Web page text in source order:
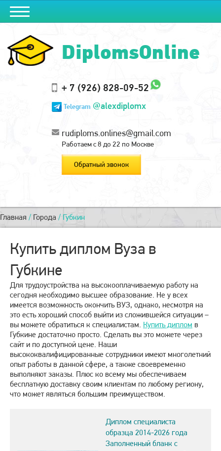
DiplomsOnline
+ 7 (926) 828-09-52
Telegram @alexdiplomx
rudiploms.onlines@gmail.com
Работаем с 8 до 22 по Москве
Обратный звонок
Главная / Города / Губкин
Купить диплом Вуза в
Губкине
Для трудоустройства на высокооплачиваемую работу на
сегодня необходимо высшее образование. Не у всех
имеется возможность окончить ВУЗ, однако, несмотря на
это есть хороший способ выйти из сложившейся ситуации –
вы можете обратиться к специалистам. Купить диплом в
Губкине достаточно просто. Сделать вы это можете через
сайт и по доступной цене. Наши
высококвалифицированные сотрудники имеют многолетний
опыт работы в данной сфере, а также своевременно
выполняют заказы. Плюс ко всему мы обеспечиваем
бесплатную доставку своим клиентам по любому региону,
что может являться большим преимуществом.
Диплом специалиста
образца 2014-2026 года
Заполненный бланк с